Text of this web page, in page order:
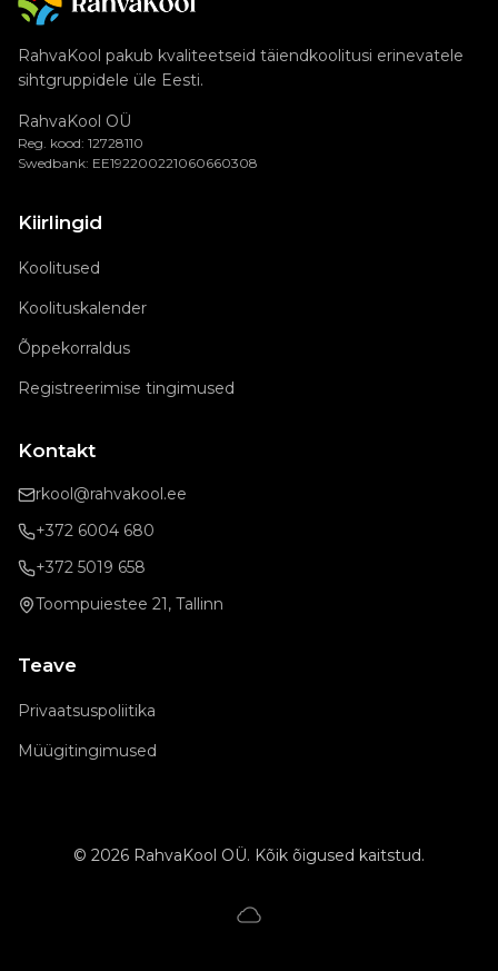
RahvaKool pakub kvaliteetseid täiendkoolitusi erinevatele
sihtgruppidele üle Eesti.
RahvaKool OÜ
Reg. kood: 12728110
Swedbank: EE192200221060660308
Kiirlingid
Koolitused
Koolituskalender
Õppekorraldus
Registreerimise tingimused
Kontakt
rkool@rahvakool.ee
+372 6004 680
+372 5019 658
Toompuiestee 21, Tallinn
Teave
Privaatsuspoliitika
Müügitingimused
© 2026 RahvaKool OÜ. Kõik õigused kaitstud.